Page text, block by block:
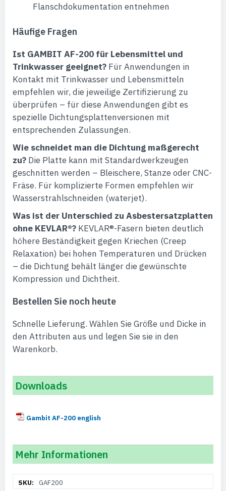
Flanschdokumentation entnehmen
Häufige Fragen
Ist GAMBIT AF-200 für Lebensmittel und
Trinkwasser geeignet? Für Anwendungen in
Kontakt mit Trinkwasser und Lebensmitteln
empfehlen wir, die jeweilige Zertifizierung zu
überprüfen – für diese Anwendungen gibt es
spezielle Dichtungsplattenversionen mit
entsprechenden Zulassungen.
Wie schneidet man die Dichtung maßgerecht
zu? Die Platte kann mit Standardwerkzeugen
geschnitten werden – Bleischere, Stanze oder CNC-
Fräse. Für komplizierte Formen empfehlen wir
Wasserstrahlschneiden (waterjet).
Was ist der Unterschied zu Asbestersatzplatten
ohne KEVLAR®? KEVLAR®-Fasern bieten deutlich
höhere Beständigkeit gegen Kriechen (Creep
Relaxation) bei hohen Temperaturen und Drücken
– die Dichtung behält länger die gewünschte
Kompression und Dichtheit.
Bestellen Sie noch heute
Schnelle Lieferung. Wählen Sie Größe und Dicke in
den Attributen aus und legen Sie sie in den
Warenkorb.
Downloads
Gambit AF-200 english
Mehr Informationen
Informationen
GAF200